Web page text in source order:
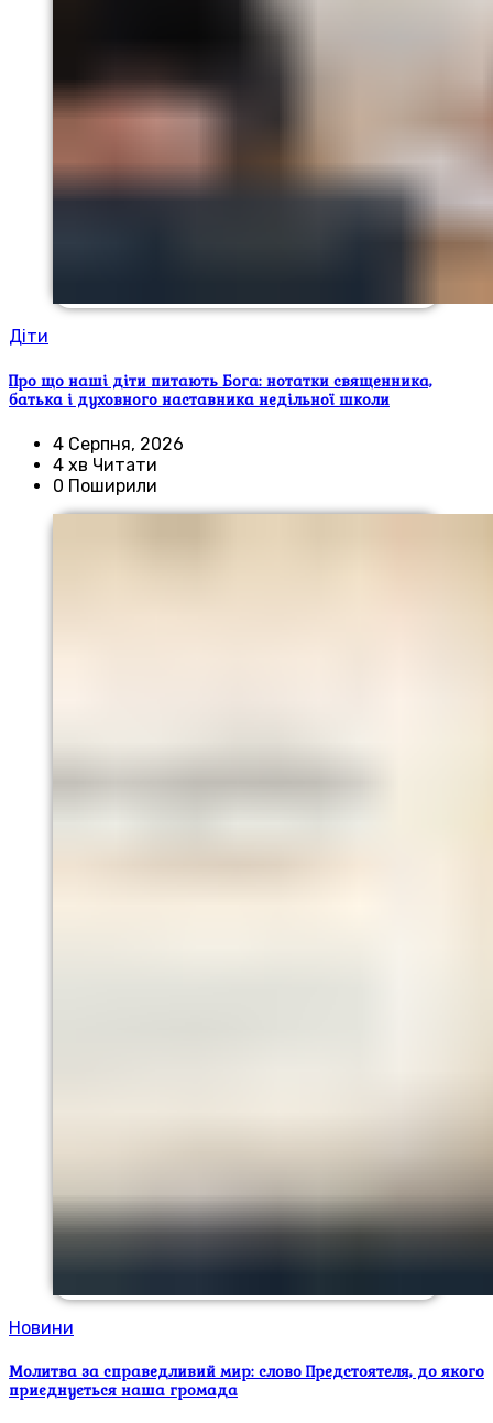
Діти
Про що наші діти питають Бога: нотатки священника,
батька і духовного наставника недільної школи
4 Серпня, 2026
4 хв Читати
0 Поширили
Новини
Молитва за справедливий мир: слово Предстоятеля, до якого
приєднується наша громада